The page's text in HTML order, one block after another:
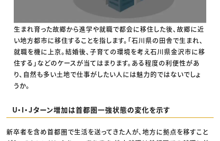
生まれ育った故郷から進学や就職で都会に移住した後、故郷に近
い地方都市に移住することを指します。「石川県の田舎で生まれ、
就職を機に上京。結婚後、子育ての環境を考え石川県金沢市に移
住する」などのケースが当てはまります。ある程度の利便性があ
り、自然も多い土地で仕事がしたい人には魅力的ではないでしょ
うか。
U・I・Jターン増加は首都圏一強状態の変化を示す
新卒者を含め首都圏で生活を送ってきた人が、地方に拠点を移すこと